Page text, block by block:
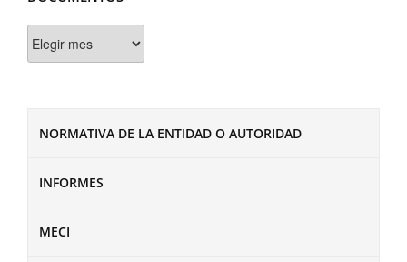
NORMATIVA DE LA ENTIDAD O AUTORIDAD
INFORMES
MECI